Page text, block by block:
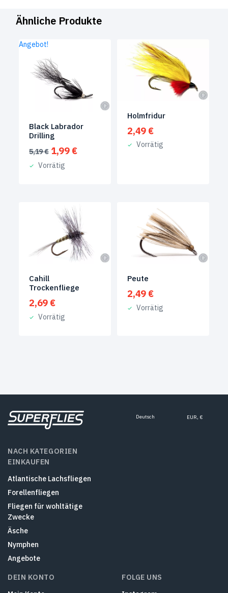
Ähnliche Produkte
Angebot!
Black Labrador
Drilling
5,19€ Ursprünglicher
Preis
war:
1,99 €Aktueller
Vorrätig
Holmfridur
2,49 €
Vorrätig
Cahill
Trockenfliege
2,69 €
Vorrätig
Peute
2,49 €
Vorrätig
Deutsch EUR, €
NACH KATEGORIEN
EINKAUFEN
Atlantische Lachsfliegen
Forellenfliegen
Fliegen für wohltätige
Zwecke
Äsche
Nymphen
Angebote
DEIN KONTO
FOLGE UNS